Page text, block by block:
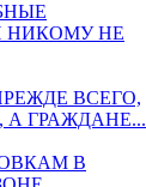
НИКОМУ НЕ
ВСЕГО,
ГРАЖДАНЕ...
В